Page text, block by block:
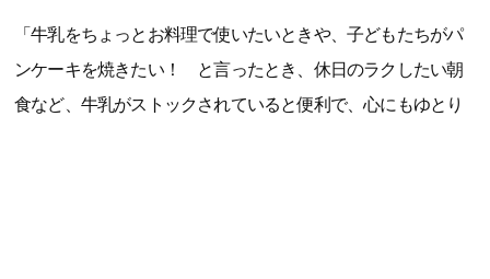
「牛乳をちょっとお料理で使いたいときや、子どもたちがパ
ンケーキを焼きたい！ と言ったとき、休日のラクしたい朝
食など、牛乳がストックされていると便利で、心にもゆとり